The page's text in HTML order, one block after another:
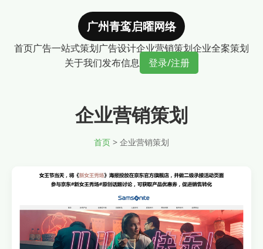
广州青鸾启曜网络
首页广告一站式策划广告设计企业营销策划企业全案策划
关于我们发布信息 登录/注册
企业营销策划
首页 > 企业营销策划